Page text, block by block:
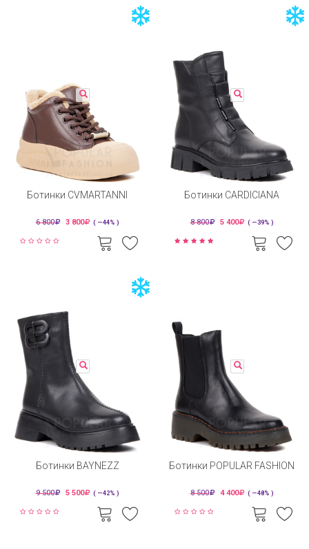
Ботинки CVMARTANNI
6 800 3 800 ( —44% )
Ботинки CARDICIANA
8 800 5 400 ( —39% )
Ботинки BAYNEZZ
9 500 5 500 ( —42% )
Ботинки POPULAR FASHION
8 500 4 400 ( —48% )